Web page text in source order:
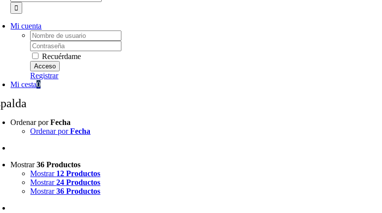
Mi cuenta
Username:
Password:
Recuérdame
Registrar
Mi cesta0
Ordenar porFecha
Ordenar porFecha
Mostrar36 Productos
Mostrar 12 Productos
Mostrar24 Productos
Mostrar36 Productos